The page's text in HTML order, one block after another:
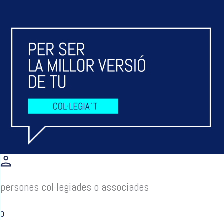
persones col·legiades o associades
0